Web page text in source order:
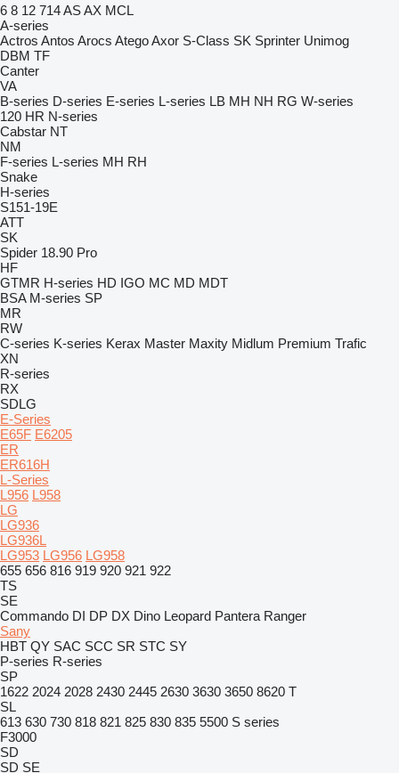
6 8 12 714ASAX MCL
A-series
Actros Antos Arocs AtegoAxor S-Class SK Sprinter Unimog
DBM TF
Canter
VA
B-series D-series E-series L-series LB MH NH RG W-series
120 HR N-series
Cabstar NT
NM
F-series L-series MH RH
Snake
H-series
S151-19E
ATT
SK
Spider 18.90 Pro
HF
GTMR H-series HD IGO MC MD MDT
BSA M-series SP
MR
RW
C-series K-series Kerax Master Maxity Midlum Premium Trafic
XN
R-series
RX
SDLG
E-Series
E65F E6205
ER
ER616H
L-Series
L956 L958
LG
LG936
LG936L
LG953 LG956 LG958
655 656 816 919 920 921 922
TS
SE
Commando DI DP DX Dino Leopard Pantera Ranger
Sany
HBT QY SAC SCC SR STC SY
P-series R-series
SP
1622 2024 2028 2430 2445 2630 3630 3650 8620 T
SL
613 630 730 818 821 825 830 835 5500 S series
F3000
SD
SD SE